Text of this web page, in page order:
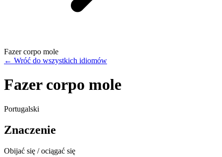
Fazer corpo mole
← Wróć do wszystkich idiomów
Fazer corpo mole
Portugalski
Znaczenie
Obijać się / ociągać się